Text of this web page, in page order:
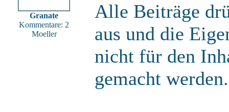
Granate
Kommentare: 2
Moeller
Alle Beiträge
aus und die
nicht für den
gemacht werden.